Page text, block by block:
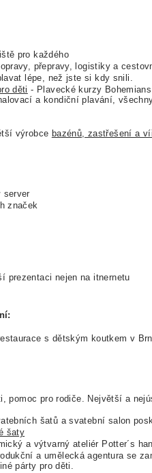
pro každého
přepravy, logistiky a
lépe, než jste si kdy snili.
děti - Plavecké kurzy
a kondiční plavání,
výrobce bazénů, zastřešení a
server
značek
prezentaci nejen na itnernetu
s dětským koutkem v
pomoc pro rodiče. Největší a
šatů a svatební salon
šaty
a výtvarný ateliér Potter´s
a umělecká agentura se
párty pro děti.